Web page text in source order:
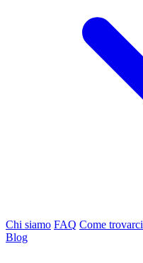
Chi siamo FAQ Come trovarci
Blog